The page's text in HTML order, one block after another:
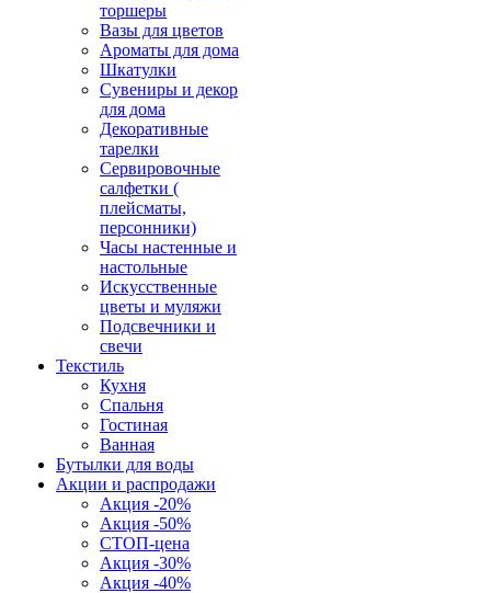
торшеры
Вазы для цветов
Ароматы для дома
Шкатулки
Сувениры и декор
для дома
Декоративные
тарелки
Сервировочные
салфетки (
плейсматы,
персонники)
Часы настенные и
настольные
Искусственные
цветы и муляжи
Подсвечники и
свечи
Текстиль
Кухня
Спальня
Гостиная
Ванная
Бутылки для воды
Акции и распродажи
Акция -20%
Акция -50%
СТОП-цена
Акция -30%
Акция -40%